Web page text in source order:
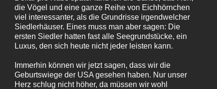
die Vögel und eine ganze Reihe von Eichhörnchen
viel interessanter, als die Grundrisse irgendwelcher
Siedlerhäuser. Eines muss man aber sagen: Die
ersten Siedler hatten fast alle Seegrundstücke, ein
Luxus, den sich heute nicht jeder leisten kann.
Immerhin können wir jetzt sagen, dass wir die
Geburtswiege der USA gesehen haben. Nur unser
Herz schlug nicht höher, da müssen wir wohl